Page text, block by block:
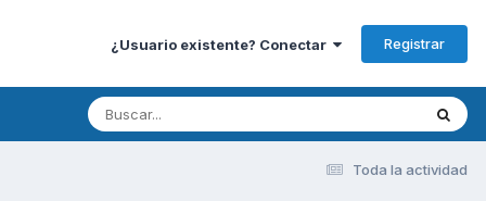
¿Usuario existente? Conectar Registrar
Toda la actividad